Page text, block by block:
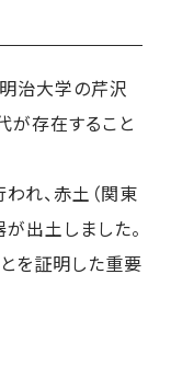
治大学の芹沢
が存在すること
れ、赤土（関東
出土しました。
を証明した重要